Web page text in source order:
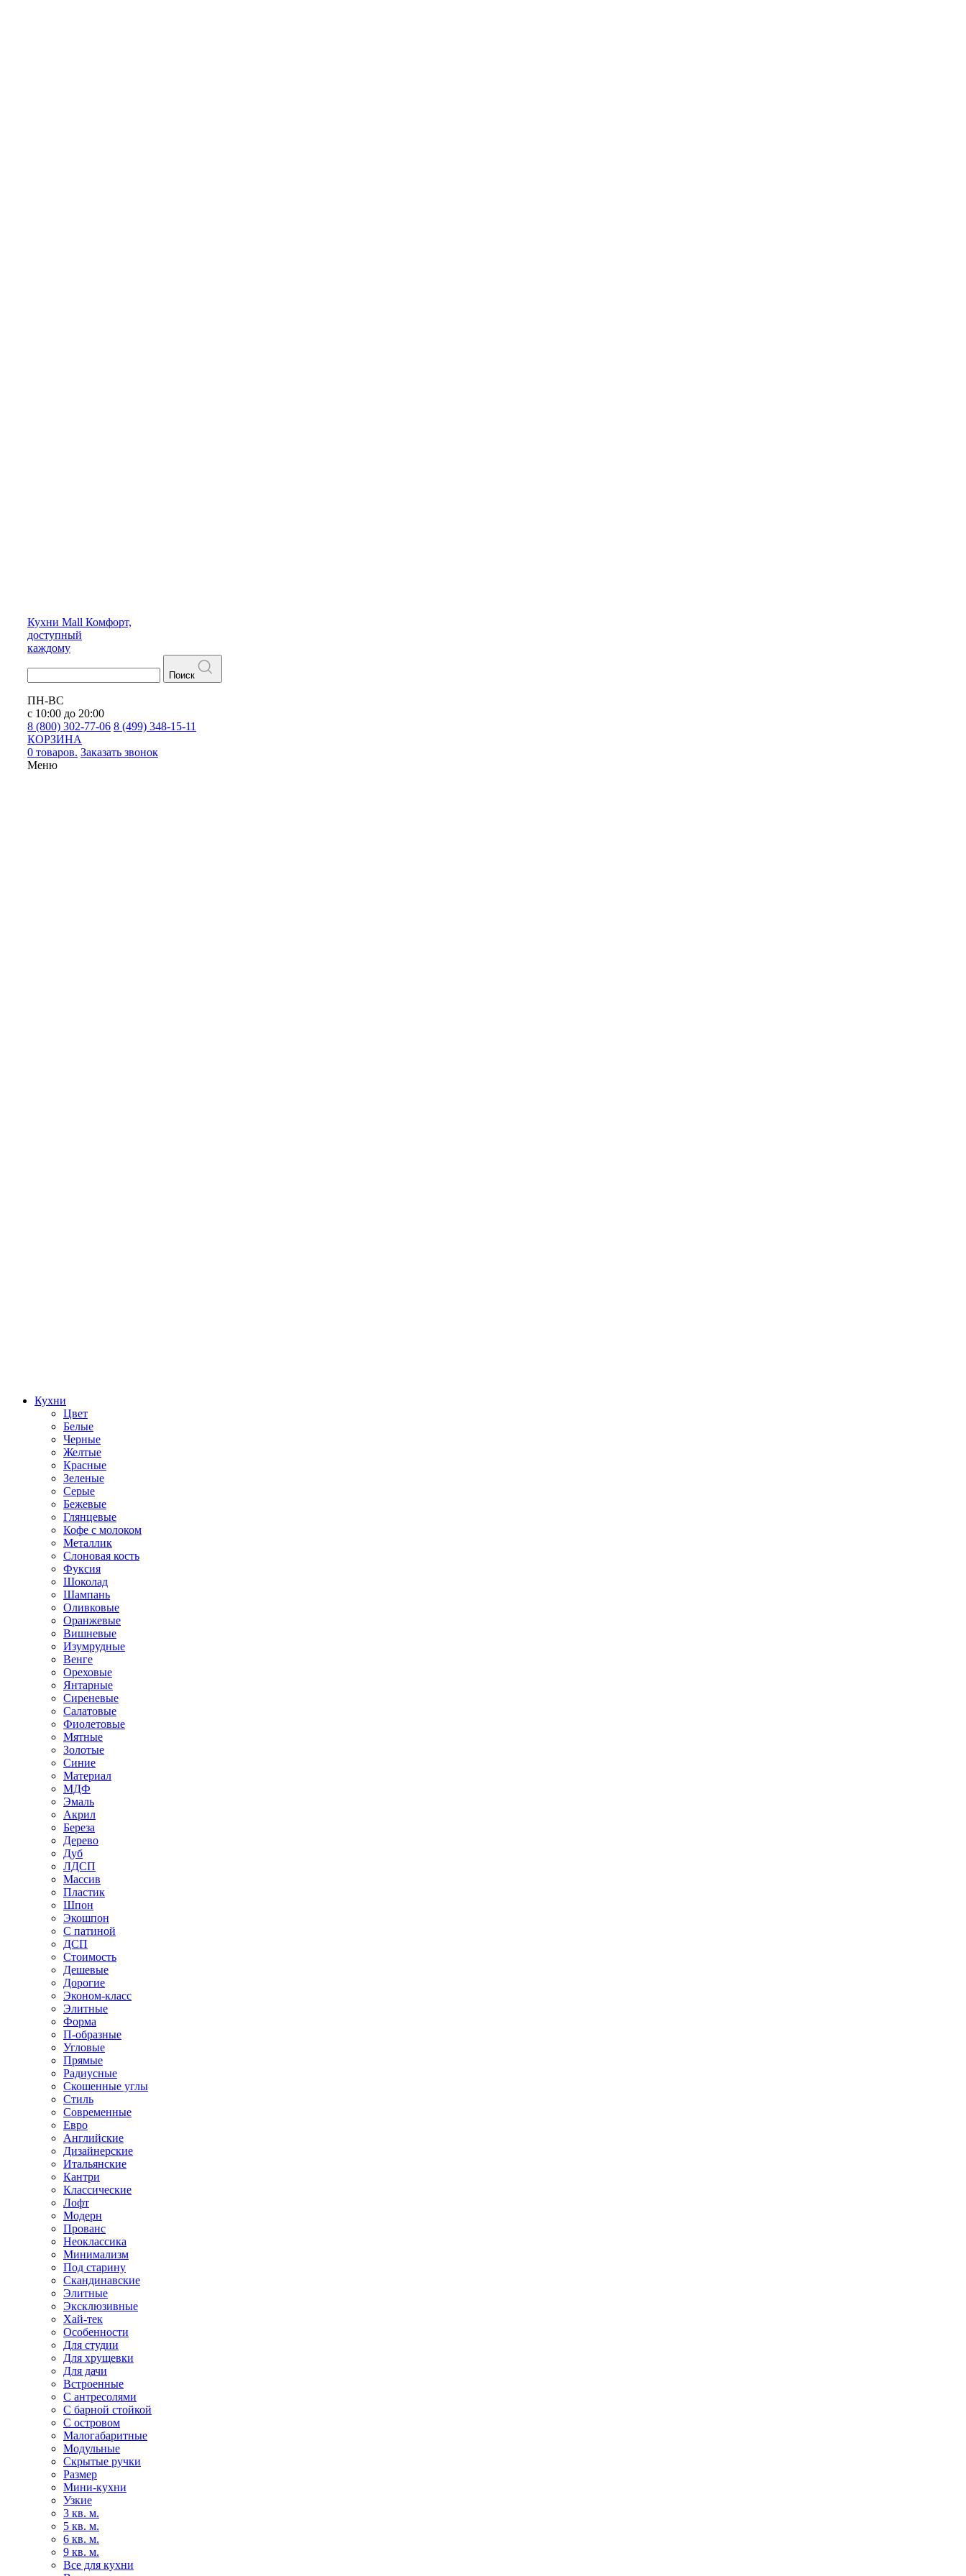
Кухни Mall Комфорт,
доступный
каждому
Поиск
ПН-ВС
с 10:00 до 20:00
8 (800) 302-77-06 8 (499) 348-15-11
КОРЗИНА
0 товаров. Заказать звонок
Меню
Кухни
Цвет
Белые
Черные
Желтые
Красные
Зеленые
Серые
Бежевые
Глянцевые
Кофе с молоком
Металлик
Слоновая кость
Фуксия
Шоколад
Шампань
Оливковые
Оранжевые
Вишневые
Изумрудные
Венге
Ореховые
Янтарные
Сиреневые
Салатовые
Фиолетовые
Мятные
Золотые
Синие
Материал
МДФ
Эмаль
Акрил
Береза
Дерево
Дуб
ЛДСП
Массив
Пластик
Шпон
Экошпон
С патиной
ДСП
Стоимость
Дешевые
Дорогие
Эконом-класс
Элитные
Форма
П-образные
Угловые
Прямые
Радиусные
Скошенные углы
Стиль
Современные
Евро
Английские
Дизайнерские
Итальянские
Кантри
Классические
Лофт
Модерн
Прованс
Неоклассика
Минимализм
Под старину
Скандинавские
Элитные
Эксклюзивные
Хай-тек
Особенности
Для студии
Для хрущевки
Для дачи
Встроенные
С антресолями
С барной стойкой
С островом
Малогабаритные
Модульные
Скрытые ручки
Размер
Мини-кухни
Узкие
3 кв. м.
5 кв. м.
6 кв. м.
9 кв. м.
Все для кухни